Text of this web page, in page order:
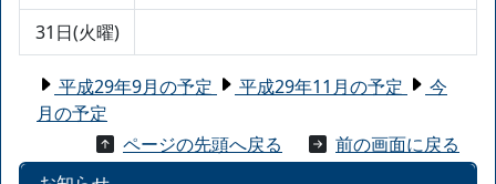
31日(火曜)
平成29年9月の予定 平成29年11月の予定
今
月の予定
ページの先頭へ戻る
前の画面に戻る